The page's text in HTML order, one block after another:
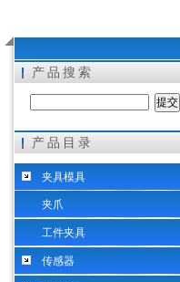
希而科工业控制设备（上海）有限公司
产品搜索
产品目录
夹具模具
夹爪
工件夹具
传感器